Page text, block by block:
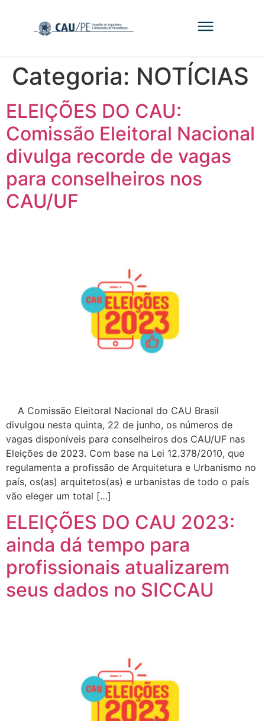
Categoria: NOTÍCIAS
ELEIÇÕES DO CAU:
Comissão Eleitoral Nacional
divulga recorde de vagas
para conselheiros nos
CAU/UF
A Comissão Eleitoral Nacional do CAU Brasil
divulgou nesta quinta, 22 de junho, os números de
vagas disponíveis para conselheiros dos CAU/UF nas
Eleições de 2023. Com base na Lei 12.378/2010, que
regulamenta a profissão de Arquitetura e Urbanismo no
país, os(as) arquitetos(as) e urbanistas de todo o país
vão eleger um total […]
ELEIÇÕES DO CAU 2023:
ainda dá tempo para
profissionais atualizarem
seus dados no SICCAU